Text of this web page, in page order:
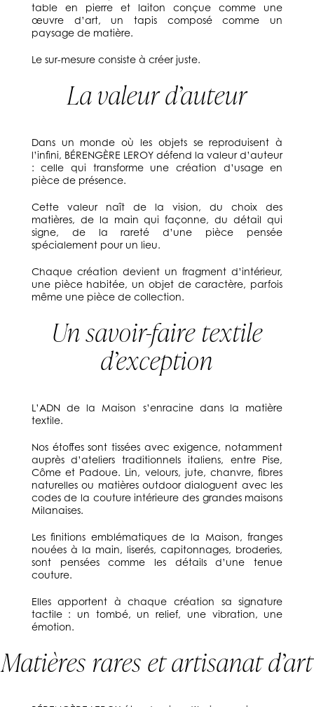
table en pierre et laiton conçue comme une
œuvre d’art, un tapis composé comme un
paysage de matière.
Le sur-mesure consiste à créer juste.
La valeur d’auteur
Dans un monde où les objets se reproduisent à
l’infini, BÉRENGÈRE LEROY défend la valeur d’auteur
: celle qui transforme une création d’usage en
pièce de présence.
Cette valeur naît de la vision, du choix des
matières, de la main qui façonne, du détail qui
signe, de la rareté d’une pièce pensée
spécialement pour un lieu.
Chaque création devient un fragment d’intérieur,
une pièce habitée, un objet de caractère, parfois
même une pièce de collection.
Un savoir-faire textile
d’exception
L’ADN de la Maison s’enracine dans la matière
textile.
Nos étoffes sont tissées avec exigence, notamment
auprès d’ateliers traditionnels italiens, entre Pise,
Côme et Padoue. Lin, velours, jute, chanvre, fibres
naturelles ou matières outdoor dialoguent avec les
codes de la couture intérieure des grandes maisons
Milanaises.
Les finitions emblématiques de la Maison, franges
nouées à la main, liserés, capitonnages, broderies,
sont pensées comme les détails d’une tenue
couture.
Elles apportent à chaque création sa signature
tactile : un tombé, un relief, une vibration, une
émotion.
Matières rares et artisanat d’art